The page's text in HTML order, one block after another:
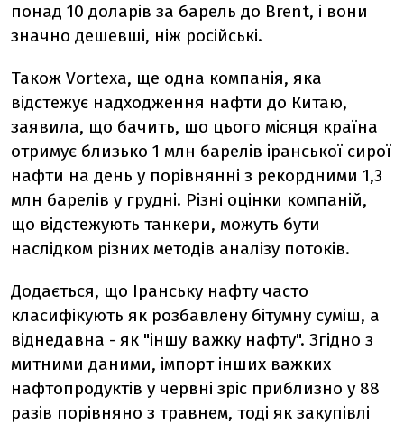
понад 10 доларів за барель до Brent, і вони
значно дешевші, ніж російські.
Також Vortexa, ще одна компанія, яка
відстежує надходження нафти до Китаю,
заявила, що бачить, що цього місяця країна
отримує близько 1 млн барелів іранської сирої
нафти на день у порівнянні з рекордними 1,3
млн барелів у грудні. Різні оцінки компаній,
що відстежують танкери, можуть бути
наслідком різних методів аналізу потоків.
Додається, що Іранську нафту часто
класифікують як розбавлену бітумну суміш, а
віднедавна - як "іншу важку нафту". Згідно з
митними даними, імпорт інших важких
нафтопродуктів у червні зріс приблизно у 88
разів порівняно з травнем, тоді як закупівлі